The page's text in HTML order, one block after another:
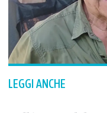
LEGGI ANCHE